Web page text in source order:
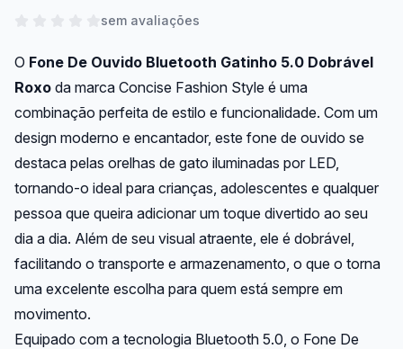
sem avaliações
O Fone De Ouvido Bluetooth Gatinho 5.0 Dobrável
Roxo da marca Concise Fashion Style é uma
combinação perfeita de estilo e funcionalidade. Com um
design moderno e encantador, este fone de ouvido se
destaca pelas orelhas de gato iluminadas por LED,
tornando-o ideal para crianças, adolescentes e qualquer
pessoa que queira adicionar um toque divertido ao seu
dia a dia. Além de seu visual atraente, ele é dobrável,
facilitando o transporte e armazenamento, o que o torna
uma excelente escolha para quem está sempre em
movimento.
Equipado com a tecnologia Bluetooth 5.0, o Fone De